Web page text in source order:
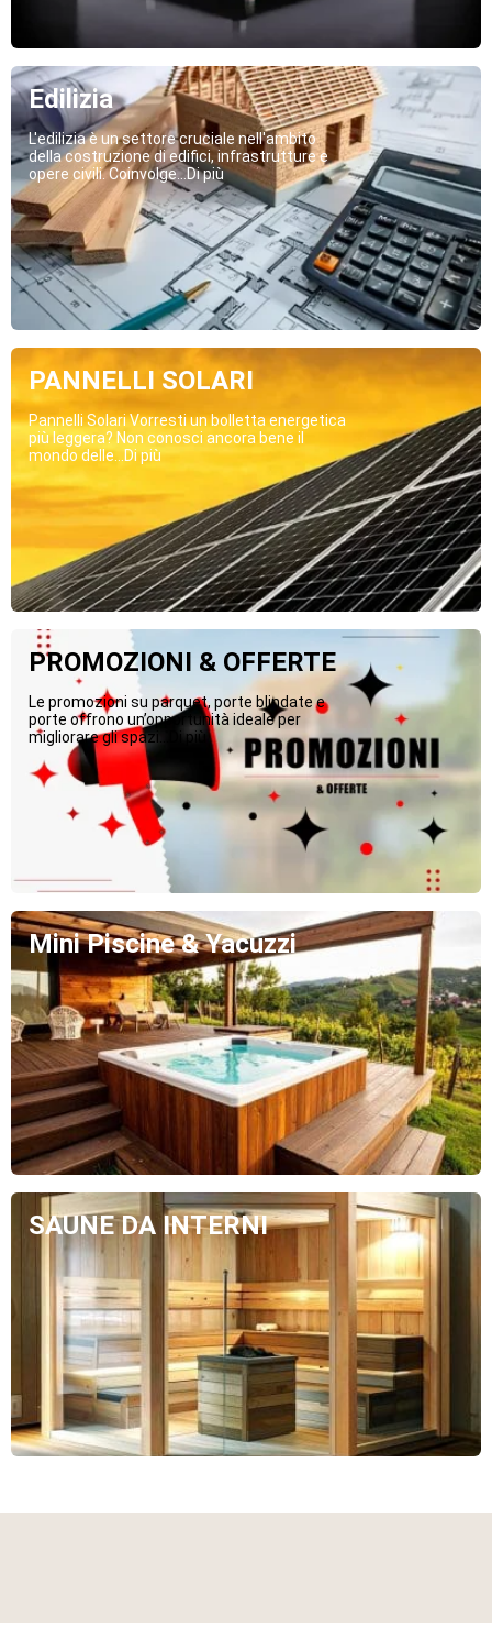
Edilizia
L'edilizia è un settore cruciale nell'ambito
della costruzione di edifici, infrastrutture e
opere civili. Coinvolge...Di più
PANNELLI SOLARI
Pannelli Solari Vorresti un bolletta energetica
più leggera? Non conosci ancora bene il
mondo delle...Di più
PROMOZIONI & OFFERTE
Le promozioni su parquet, porte blindate e
porte offrono un’opportunità ideale per
migliorare gli spazi...Di più
Mini Piscine & Yacuzzi
SAUNE DA INTERNI